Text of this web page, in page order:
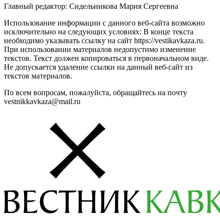
Главный редактор: Сидельникова Мария Сергеевна
Использование информации с данного веб-сайта возможно
исключительно на следующих условиях: В конце текста
необходимо указывать ссылку на сайт https://vestikavkaza.ru.
При использовании материалов недопустимо изменение
текстов. Текст должен копироваться в первоначальном виде.
Не допускается удаление ссылки на данный веб-сайт из
текстов материалов.
По всем вопросам, пожалуйста, обращайтесь на почту
vestnikkavkaza@mail.ru